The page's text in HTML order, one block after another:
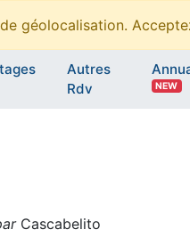
géolocalisation.
Autres
Rdv
NEW
Cascabelito